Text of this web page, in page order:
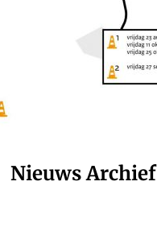
Nieuws Archief